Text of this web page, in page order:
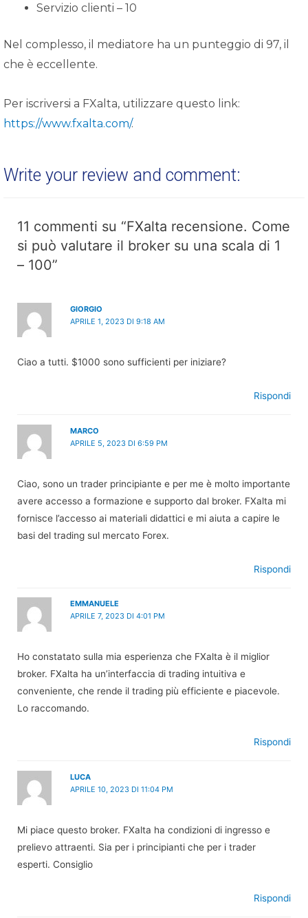
Servizio clienti – 10
Nel complesso, il mediatore ha un punteggio di 97, il
che è eccellente.
Per iscriversi a FXalta, utilizzare questo link:
https://www.fxalta.com/.
Write your review and comment:
11 commenti su “FXalta recensione. Come
si può valutare il broker su una scala di 1
– 100”
GIORGIO
APRILE 1, 2023 DI 9:18 AM
Ciao a tutti. $1000 sono sufficienti per iniziare?
Rispondi
MARCO
APRILE 5, 2023 DI 6:59 PM
Ciao, sono un trader principiante e per me è molto importante
avere accesso a formazione e supporto dal broker. FXalta mi
fornisce l’accesso ai materiali didattici e mi aiuta a capire le
basi del trading sul mercato Forex.
Rispondi
EMMANUELE
APRILE 7, 2023 DI 4:01 PM
Ho constatato sulla mia esperienza che FXalta è il miglior
broker. FXalta ha un’interfaccia di trading intuitiva e
conveniente, che rende il trading più efficiente e piacevole.
Lo raccomando.
Rispondi
LUCA
APRILE 10, 2023 DI 11:04 PM
Mi piace questo broker. FXalta ha condizioni di ingresso e
prelievo attraenti. Sia per i principianti che per i trader
esperti. Consiglio
Rispondi